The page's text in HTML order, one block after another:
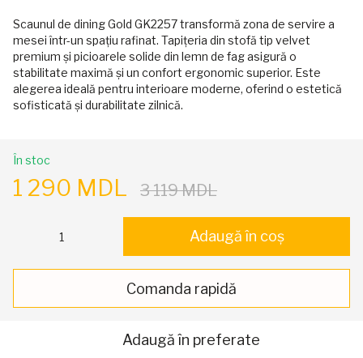
Scaunul de dining Gold GK2257 transformă zona de servire a
mesei într-un spațiu rafinat. Tapițeria din stofă tip velvet
premium și picioarele solide din lemn de fag asigură o
stabilitate maximă și un confort ergonomic superior. Este
alegerea ideală pentru interioare moderne, oferind o estetică
sofisticată și durabilitate zilnică.
În stoc
1 290 MDL 3 119 MDL
Adaugă în coș
Comanda rapidă
Adaugă în preferate